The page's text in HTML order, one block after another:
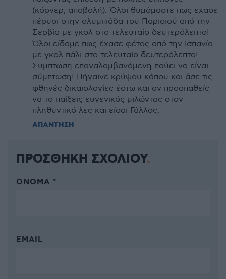
(κόρνερ, αποβολή). Όλοι θυμόμαστε πως εχασε
πέρυσι στην ολυμπιάδα του Παρισιού από την
Σερβία με γκολ στο τελευταίο δευτερόλεπτο!
Όλοι είδαμε πως έχασε φέτος από την Ισπανία
με γκολ πάλι στο τελευταίο δευτερόλεπτο!
Συμπτωση επαναλαμβανόμενη παύει να είναι
σύμπτωση! Πήγαινε κρύψου κάπου και άσε τις
φθηνές δικαιολογίες έστω και αν προσπαθείς
να το παίξεις ευγενικός μιλώντας στον
πληθυντικό λες και είσαι Γάλλος.
ΑΠΑΝΤΗΣΗ
ΠΡΟΣΘΗΚΗ ΣΧΟΛΙΟΥ
ΌΝΟΜΑ *
EMAIL